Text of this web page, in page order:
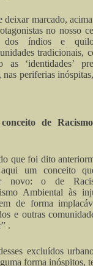
deixar marcado,
no nosso
índios e
tradicionais,
as ‘identidades’
nas periferias
de
que foi dito
um conceito
novo: o de
Ambiental às
de forma
e outras
.
excluídos
forma inóspitos,